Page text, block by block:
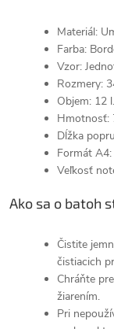
Materiál:
Farba:
Vzor:
Rozmery:
Objem: 12 l.
Hmotnosť:
Dĺžka
Formát
Veľkosť
Ako sa o batoh
Čistite
čistiacich
Chráňte
žiarením.
Pri